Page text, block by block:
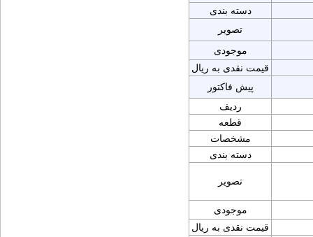
دسته بندی
تصویر
موجودی
قیمت نقدی به ریال
پیش فاکتور
ردیف
قطعه
مشخصات
دسته بندی
تصویر
موجودی
قیمت نقدی به ریال